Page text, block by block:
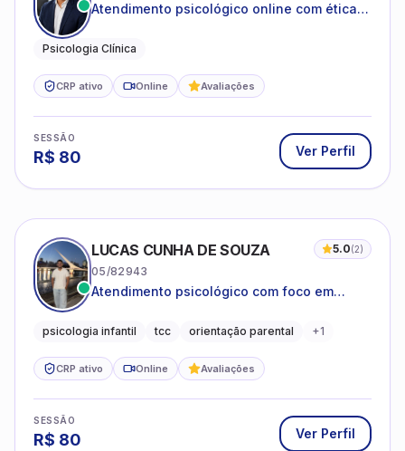
Atendimento psicológico online com ética,
Psicologia Clínica
CRP ativo Online Avaliações
SESSÃO
R$ 80 Ver Perfil
LUCAS CUNHA DE SOUZA 5.0(2)
05/82943
Atendimento psicológico com foco em
promovendo equilíbrio emocional e
psicologia infantil tcc orientação parental +1
CRP ativo Online Avaliações
SESSÃO
R$ 80 Ver Perfil